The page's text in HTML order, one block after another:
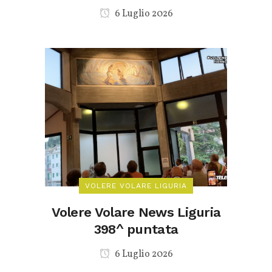
6 Luglio 2026
VOLERE VOLARE LIGURIA
Volere Volare News Liguria
398^ puntata
6 Luglio 2026